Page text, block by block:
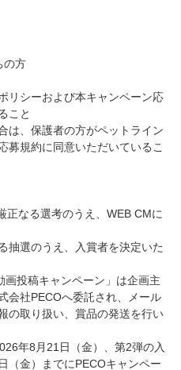
の方
リシーおよび本キャンペーン応
こと
、保護者の方がペットライン
募規約に同意いただいているこ
正なる選考のうえ、WEB CMに
抽選のうえ、入賞者を決定いた
画投稿キャンペーン」は企画主
会社PECOへ委託され、メール
の取り扱い、賞品の発送を行い
年8月21日（金）、第2弾の入
（金）までにPECOキャンペー